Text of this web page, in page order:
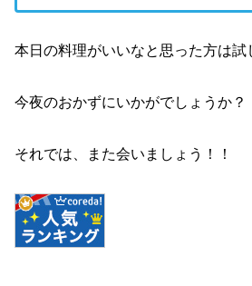
本日の料理がいいなと思った方は試
今夜のおかずにいかがでしょうか？
それでは、また会いましょう！！